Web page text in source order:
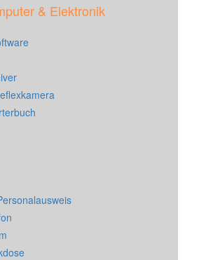
& Elektronik